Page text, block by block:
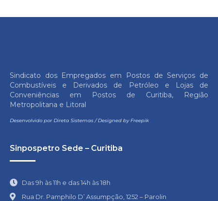
Sindicato dos Empregados em Postos de Serviços de
Combustíveis e Derivados de Petróleo e Lojas de
Conveniências em Postos de Curitiba, Região
Metropolitana e Litoral
Desenvolvido por Direta Sistemas/Designed by Freepik
Sinpospetro Sede – Curitiba
Das 9h às 11h e das 14h às 18h
Rua Dr. Pamphilo D’ Assumpção, 1252 – Parolin